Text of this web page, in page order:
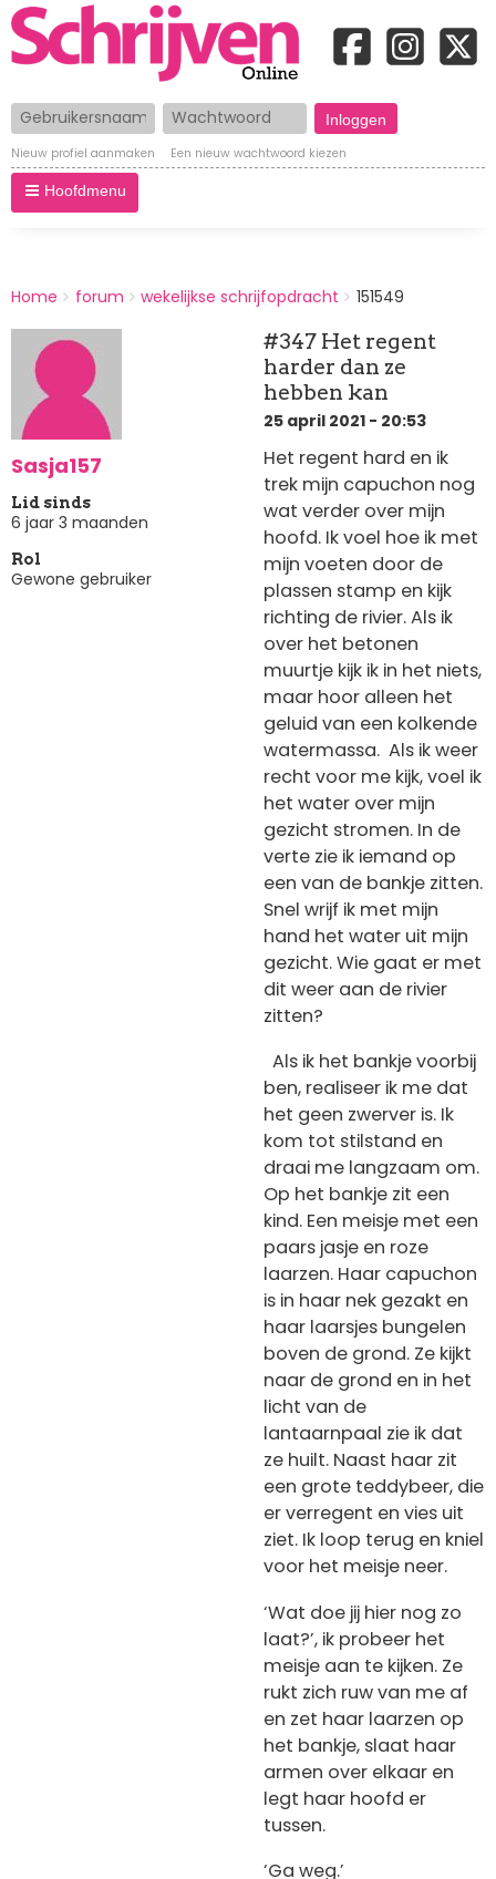
Gebruikersnaam Wachtwoord
Nieuw profiel aanmaken Een nieuw wachtwoord kiezen
Hoofdmenu
BREADCRUMBS
You
here:
Home forum wekelijkse schrijfopdracht 151549
Sasja157
Lid sinds
6 jaar 3 maanden
Rol
Gewone gebruiker
#347 Het regent
harder dan ze
hebben kan
25 april 2021 - 20:53
Het regent hard en ik
trek mijn capuchon nog
wat verder over mijn
hoofd. Ik voel hoe ik met
mijn voeten door de
plassen stamp en kijk
richting de rivier. Als ik
over het betonen
muurtje kijk ik in het niets,
maar hoor alleen het
geluid van een kolkende
watermassa. Als ik weer
recht voor me kijk, voel ik
het water over mijn
gezicht stromen. In de
verte zie ik iemand op
een van de bankje zitten.
Snel wrijf ik met mijn
hand het water uit mijn
gezicht. Wie gaat er met
dit weer aan de rivier
zitten?
Als ik het bankje voorbij
ben, realiseer ik me dat
het geen zwerver is. Ik
kom tot stilstand en
draai me langzaam om.
Op het bankje zit een
kind. Een meisje met een
paars jasje en roze
laarzen. Haar capuchon
is in haar nek gezakt en
haar laarsjes bungelen
boven de grond. Ze kijkt
naar de grond en in het
licht van de
lantaarnpaal zie ik dat
ze huilt. Naast haar zit
een grote teddybeer, die
er verregent en vies uit
ziet. Ik loop terug en kniel
voor het meisje neer.
‘Wat doe jij hier nog zo
laat?’, ik probeer het
meisje aan te kijken. Ze
rukt zich ruw van me af
en zet haar laarzen op
het bankje, slaat haar
armen over elkaar en
legt haar hoofd er
tussen.
‘Ga weg.’